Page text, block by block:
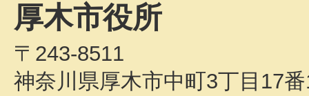
厚木市役所
〒243-8511
神奈川県厚木市中町3丁目17